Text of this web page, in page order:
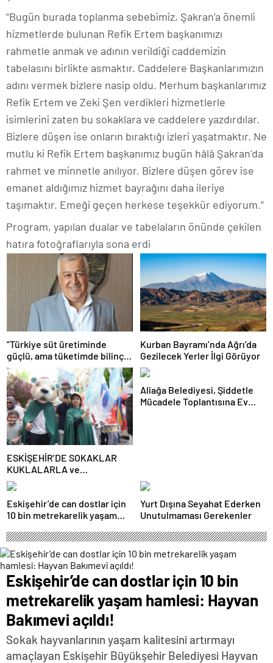
“Bugün burada toplanma sebebimiz, Şakran’a önemli
hizmetlerde bulunan Refik Ertem başkanımızı
rahmetle anmak ve adının verildiği caddemizin
tabelasını birlikte asmaktır. Caddelere Başkanlarımızın
adını vermek bizlere nasip oldu. Merhum başkanlarımız
Refik Ertem ve Zeki Şen verdikleri hizmetlerle
isimlerini zaten bu sokaklara ve caddelere yazdırdılar.
Bizlere düşen ise onların bıraktığı izleri yaşatmaktır. Ne
mutlu ki Refik Ertem başkanımız bugün hâlâ Şakran’da
rahmet ve minnetle anılıyor. Bizlere düşen görev ise
emanet aldığımız hizmet bayrağını daha ileriye
taşımaktır. Emeği geçen herkese teşekkür ediyorum.”
Program, yapılan dualar ve tabelaların önünde çekilen
hatıra fotoğraflarıyla sona erdi
“Türkiye süt üretiminde
güçlü, ama tüketimde bilinç
şart”
Kurban Bayramı’nda Ağrı’da
Gezilecek Yerler İlgi Görüyor
ESKİŞEHİR’DE SOKAKLAR
KUKLALARLA ve
ÇOCUKLARIN NEŞESİYLE
RENKLENİYOR!
Aliağa Belediyesi, Şiddetle
Mücadele Toplantısına Ev
Eskişehir’de can dostlar için
10 bin metrekarelik yaşam
açıldı!
Yurt Dışına Seyahat Ederken
Unutulmaması Gerekenler
Eskişehir’de can dostlar için 10 bin
metrekarelik yaşam hamlesi: Hayvan
Bakımevi açıldı!
Sokak hayvanlarının yaşam kalitesini artırmayı
amaçlayan Eskişehir Büyükşehir Belediyesi Hayvan